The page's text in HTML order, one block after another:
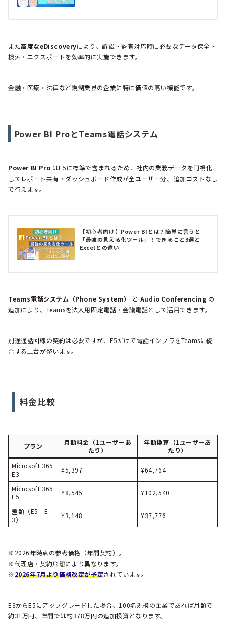
また高度なeDiscoveryにより、訴訟・監査対応時に必要なデータ保全・
検索・エクスポートを効率的に実施できます。
金融・医療・法律など規制業界の企業に特に価値の高い機能です。
Power BI ProとTeams電話システム
Power BI Pro はE5に標準で含まれるため、社内の業務データを可視化
してレポート共有・ダッシュボード作成が全ユーザー分、追加コストなし
で行えます。
【初心者向け】Power BIとは？簡単に言うと
「最強の見える化ツール」！できること3選と
Excelとの違い
Teams電話システム（Phone System） と Audio Conferencing の
追加により、Teamsを法人用固定電話・会議電話として活用できます。
別途通話回線の契約は必要ですが、E5だけで電話インフラをTeamsに統
合する土台が整います。
料金比較
プラン
月額料金（1ユーザーあ
たり）
年額換算（1ユーザーあ
たり）
Microsoft 365
E3
¥5,397 ¥64,764
Microsoft 365
E5
¥8,545 ¥102,540
差額（E5 - E
3）
¥3,148 ¥37,776
※2026年時点の参考価格（年間契約）。
※代理店・契約形態により異なります。
※2026年7月より価格改定が予定されています。
E3からE5にアップグレードした場合、100名規模の企業であれば月額で
約31万円、年間では約378万円の追加投資となります。